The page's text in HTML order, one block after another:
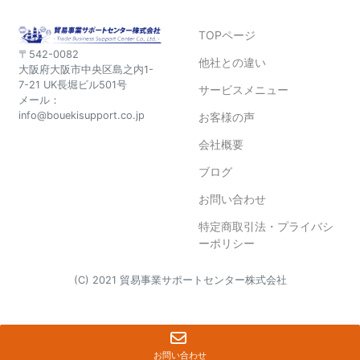
〒542-0082
大阪府大阪市中央区島之内1-
7-21 UK長堀ビル501号
メール：
info@bouekisupport.co.jp
TOPページ
他社との違い
サービスメニュー
お客様の声
会社概要
ブログ
お問い合わせ
特定商取引法・プライバシ
ーポリシー
(C) 2021 貿易事業サポートセンター株式会社
06-7777-1326
お問い合わせ
google-site-verification=V0Dt0-
7ajbPAREFtLaPtk8XDjNajY8GR0MbeiR_dxz8